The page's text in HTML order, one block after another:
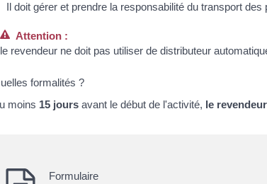
Il doit gérer et prendre la responsabilité du transport
Attention :
le revendeur ne doit pas utiliser de distributeur
formalités ?
moins 15 jours avant le début de l'activité, le revendeur
Formulaire